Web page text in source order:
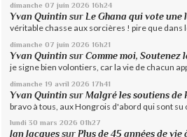
dimanche 07 juin 2026 16h24
Yvan Quintin surLe Ghana qui vote une
véritable chasse aux sorcières ! pire que dans
dimanche 07 juin 2026 16h21
Yvan Quintin surComme moi, Soutenez
je signe bien volontiers, car la vie de chacun
dimanche 19 avril 2026 17h41
Yvan Quintin surMalgré les soutiens de
bravo à tous, aux Hongrois d'abord qui sont su
lundi 30 mars 2026 01h27
Jan Jacques surPlus de 45 années de vie